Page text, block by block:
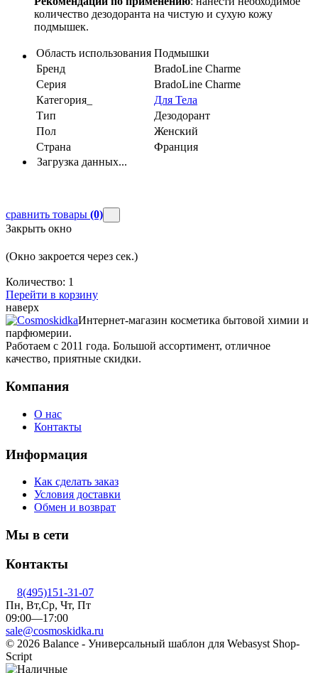
количество дезодоранта на чистую и сухую кожу
подмышек.
Область использования Подмышки
Бренд
BradoLine Charme
Серия
BradoLine Charme
Категория_
Для Тела
Тип
Дезодорант
Пол
Женский
Страна
Франция
Загрузка данных...
сравнить товары (0)
Закрыть окно
(Окно закроется через сек.)
Количество: 1
Перейти в корзину
наверх
Интернет-магазин косметика бытовой химии и
парфюмерии.
Работаем с 2011 года. Большой ассортимент, отличное
качество, приятные скидки.
Компания
О нас
Контакты
Информация
Как сделать заказ
Условия доставки
Обмен и возврат
Мы в сети
Контакты
8(495)151-31-07
Пн, Вт,Ср, Чт, Пт
09:00—17:00
sale@cosmoskidka.ru
© 2026 Balance - Универсальный шаблон для Webasyst Shop-
Script